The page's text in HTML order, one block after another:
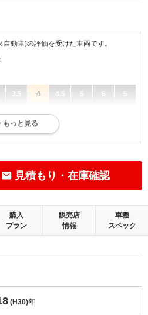
動車)の評価を受けた車両です。
3.5 4 4.5 5 6 S
良好な状態です。
る使用感やいたみが若干あります。
この中古車の「車両品質評価書」を見る
もっと見る
見積もり・在庫確認
購入
プラン
販売店
情報
車種
スペック
(H30)年